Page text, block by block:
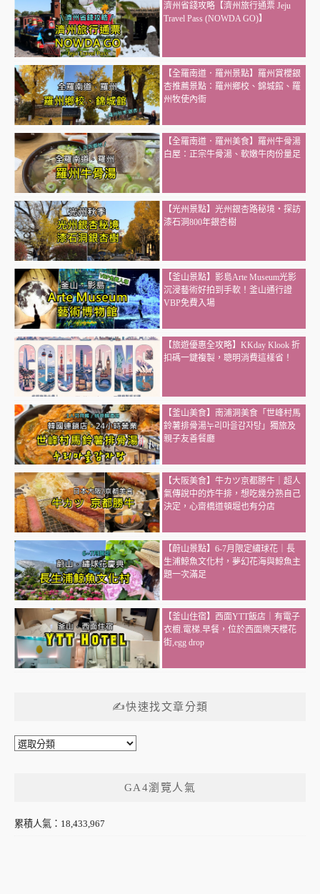
濟州省錢攻略【濟州旅行通票 Jeju
Travel Pass (NOWDA GO)】
【全羅南道．羅州景點】羅州賞櫻銀
杏推薦景點：羅州鄉校、錦城館、羅
州牧使內衙
【全羅南道．羅州美食】羅州牛骨湯
白屋：正宗牛骨湯、軟嫩牛肉份量足
【光州景點】光州銀杏路秘境・探訪
漆石洞800年銀杏樹
【釜山景點】影島Arte Museum光影
沉浸藝術好拍到手軟！釜山通行證
VBP免費入場
【旅遊優惠全攻略】KKday Klook 折
扣碼一鍵複製，聰明消費這樣省！
【釜山美食】南浦洞美食「世峰村馬
鈴薯排骨湯누리마을감자탕」獨旅及
親子友善餐廳
【大阪美食】牛カツ京都勝牛｜超人
氣傳說中的炸牛排，想吃幾分熟自己
決定，心齋橋道頓堀也有分店
【蔚山景點】6-7月限定繡球花｜長
生浦鯨魚文化村，夢幻花海與鯨魚主
題一次滿足
【釜山住宿】西面YTT飯店｜有電子
衣櫥.電梯.早餐，位於西面樂天櫻花
街,egg drop
✍快速找文章分類
✍
章
GA4瀏覽人氣
累積人氣：18,433,967